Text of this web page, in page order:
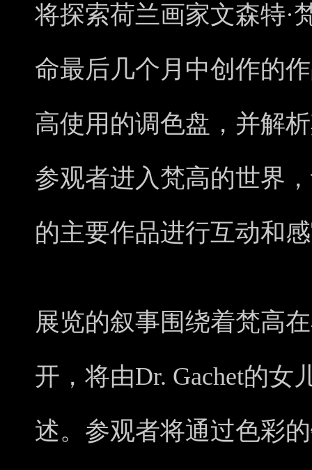
将探索荷兰画家文森特·
命最后几个月中创作的
高使用的调色盘，并解
参观者进入梵高的世界
的主要作品进行互动和
展览的叙事围绕着梵高
开，将由Dr. Gachet的女
述。参观者将通过色彩